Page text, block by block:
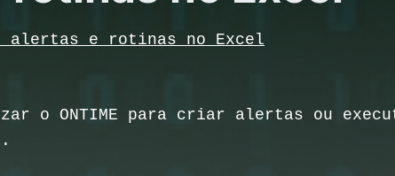
alertas e rotinas no Excel
o ONTIME para criar alertas ou